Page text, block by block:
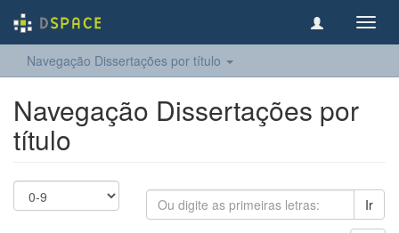
Navegação Dissertações por título
Navegação Dissertações por
título
Ir